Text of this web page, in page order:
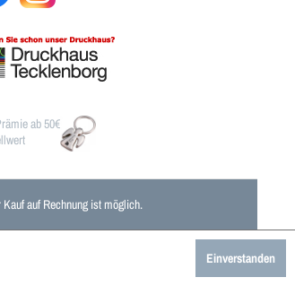
ab 50€
auf Rechnung ist möglich.
Einverstanden